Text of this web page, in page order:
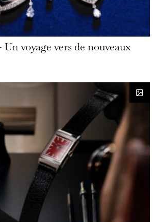
voyage vers de nouveaux